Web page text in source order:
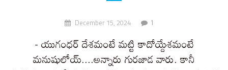
December 15, 2024 1
- యుగంధర్ దేశమంటే మట్టి కాదోయ్దేశమంటే
మనుషులోయ్....అన్నారు గురజాడ వారు. కానీ